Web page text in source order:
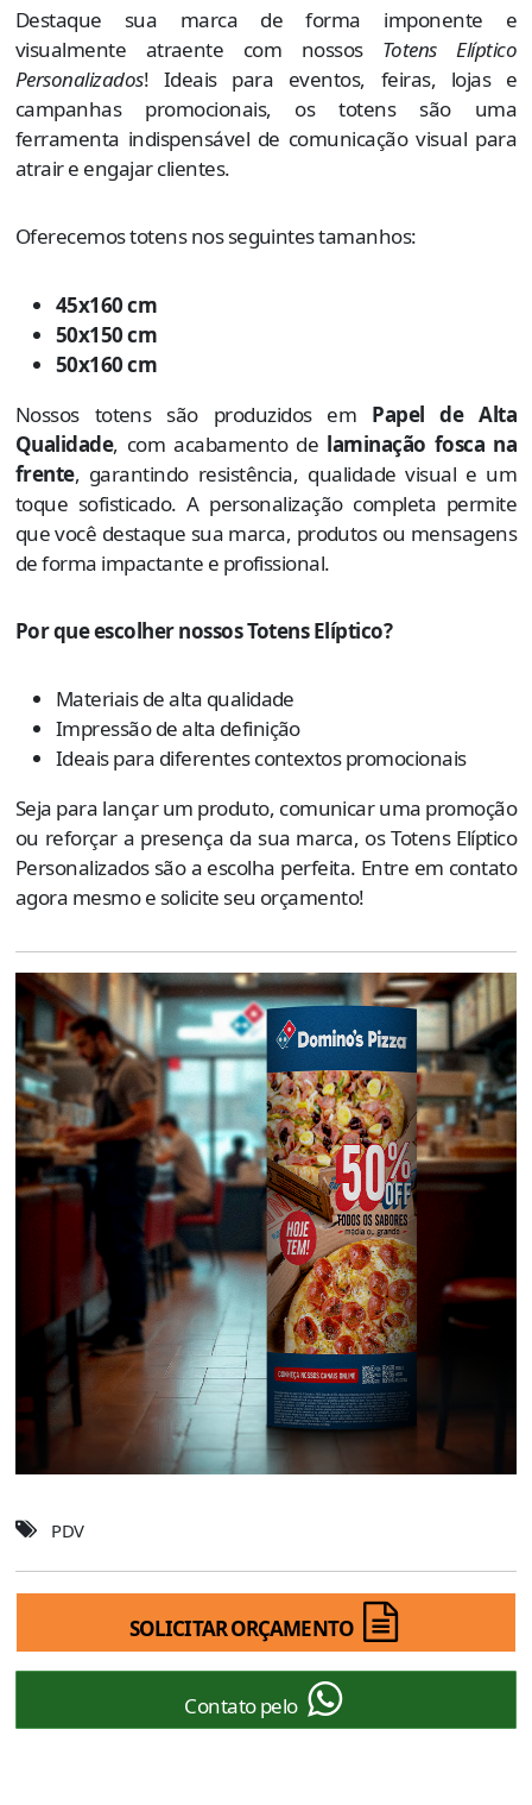
Destaque sua marca de forma imponente e
visualmente atraente com nossos Totens Elíptico
Personalizados! Ideais para eventos, feiras, lojas e
campanhas promocionais, os totens são uma
ferramenta indispensável de comunicação visual para
atrair e engajar clientes.
Oferecemos totens nos seguintes tamanhos:
45x160 cm
50x150 cm
50x160 cm
Nossos totens são produzidos em Papel de Alta
Qualidade, com acabamento de laminação fosca na
frente, garantindo resistência, qualidade visual e um
toque sofisticado. A personalização completa permite
que você destaque sua marca, produtos ou mensagens
de forma impactante e profissional.
Por que escolher nossos Totens Elíptico?
Materiais de alta qualidade
Impressão de alta definição
Ideais para diferentes contextos promocionais
Seja para lançar um produto, comunicar uma promoção
ou reforçar a presença da sua marca, os Totens Elíptico
Personalizados são a escolha perfeita. Entre em contato
agora mesmo e solicite seu orçamento!
PDV
SOLICITAR ORÇAMENTO
Contato pelo